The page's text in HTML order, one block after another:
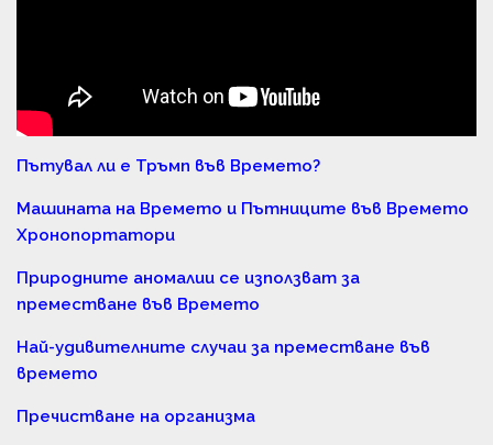
Пътувал ли е Тръмп във Времето?
Машината на Времето и Пътниците във Времето
Хронопортатори
Природните аномалии се използват за
преместване във Времето
Най-удивителните случаи за преместване във
времето
Пречистване на организма